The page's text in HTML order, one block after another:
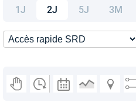
1J 2J 5J 3M